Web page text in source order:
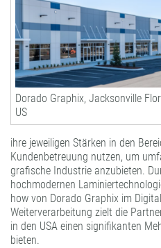
Dorado Graphix, Jacksonville
US
ihre jeweiligen Stärken in den
Kundenbetreuung nutzen, um
grafische Industrie anzubieten.
hochmodernen
how von Dorado Graphix im
Weiterverarbeitung zielt die
in den USA einen signifikanten
bieten.